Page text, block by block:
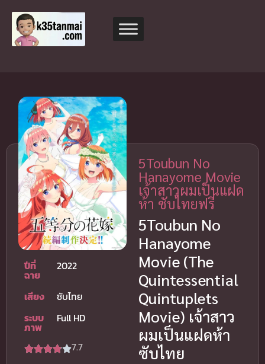
ปีที่
ฉาย
2022
เสียง
ซับไทย
ระบบ
ภาพ
Full HD
7.7
5Toubun No
Hanayome Movie
เจ้าสาวผมเป็นแฝด
ห้า ซับไทยฟรี
5Toubun No
Hanayome
Movie (The
Quintessential
Quintuplets
Movie) เจ้าสาว
ผมเป็นแฝดห้า
ซับไทย